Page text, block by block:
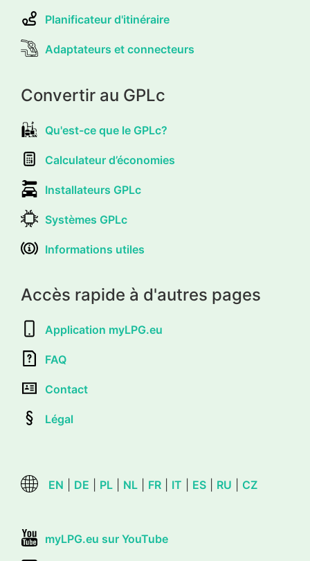
Planificateur d'itinéraire
Adaptateurs et connecteurs
Convertir au GPLc
Qu'est-ce que le GPLc?
Calculateur d’économies
Installateurs GPLc
Systèmes GPLc
Informations utiles
Accès rapide à d'autres pages
Application myLPG.eu
FAQ
Contact
Légal
EN DE PL NL FR IT ES RU CZ
myLPG.eu sur YouTube